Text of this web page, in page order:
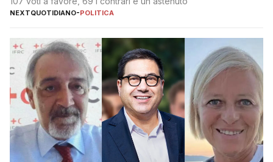
NEXTQUOTIDIANO-POLITICA